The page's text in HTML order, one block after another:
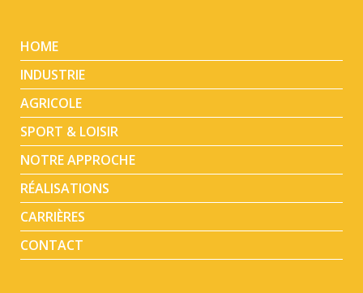
HOME
INDUSTRIE
AGRICOLE
SPORT & LOISIR
NOTRE APPROCHE
RÉALISATIONS
CARRIÈRES
CONTACT